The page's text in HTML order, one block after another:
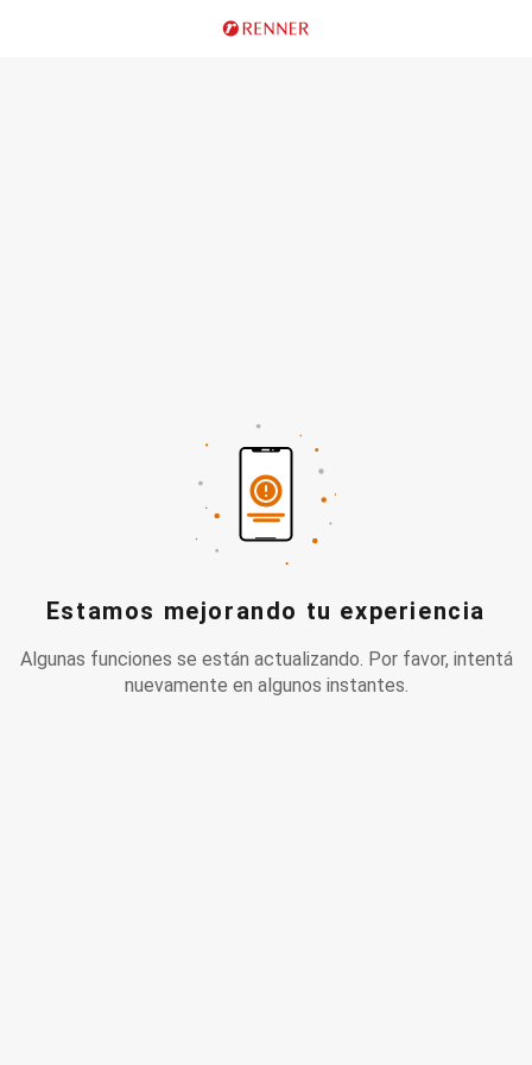
Estamos mejorando tu experiencia
Algunas funciones se están actualizando. Por favor, intentá
nuevamente en algunos instantes.